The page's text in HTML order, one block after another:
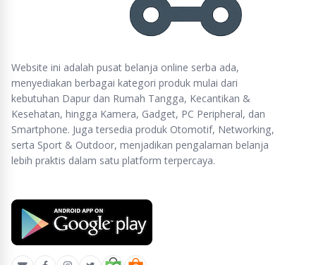
Website ini adalah pusat belanja online serba ada,
menyediakan berbagai kategori produk mulai dari
kebutuhan Dapur dan Rumah Tangga, Kecantikan &
Kesehatan, hingga Kamera, Gadget, PC Peripheral, dan
Smartphone. Juga tersedia produk Otomotif, Networking,
serta Sport & Outdoor, menjadikan pengalaman belanja
lebih praktis dalam satu platform terpercaya.